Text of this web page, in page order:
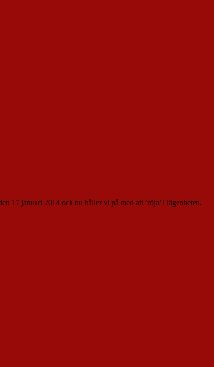
17 januari 2014 och nu håller vi på med att ’röja’ i lägenheten.